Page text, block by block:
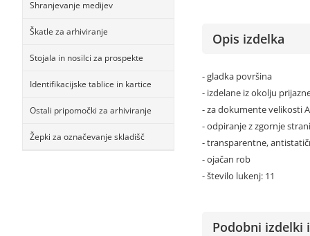
Shranjevanje medijev
Škatle za arhiviranje
Stojala in nosilci za prospekte
Identifikacijske tablice in kartice
Ostali pripomočki za arhiviranje
Žepki za označevanje skladišč
Opis izdelka
- gladka površina
- izdelane iz okolju
- za dokumente velikosti
- odpiranje z zgornje strani
- transparentne,
- ojačan rob
- število lukenj: 11
Podobni izdelki